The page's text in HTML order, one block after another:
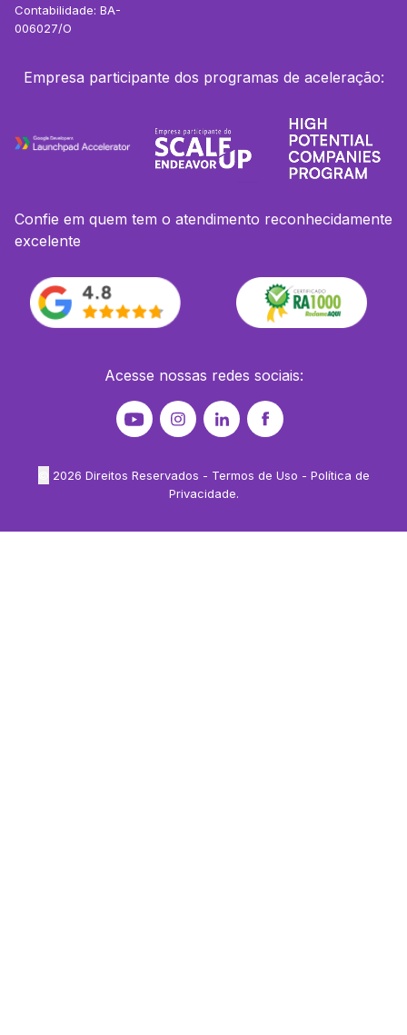
Contabilidade: BA-
006027/O
Empresa participante dos programas de aceleração:
Confie em quem tem o atendimento reconhecidamente
excelente
Acesse nossas redes sociais:
2026 Direitos Reservados - Termos de Uso - Política de
Privacidade.